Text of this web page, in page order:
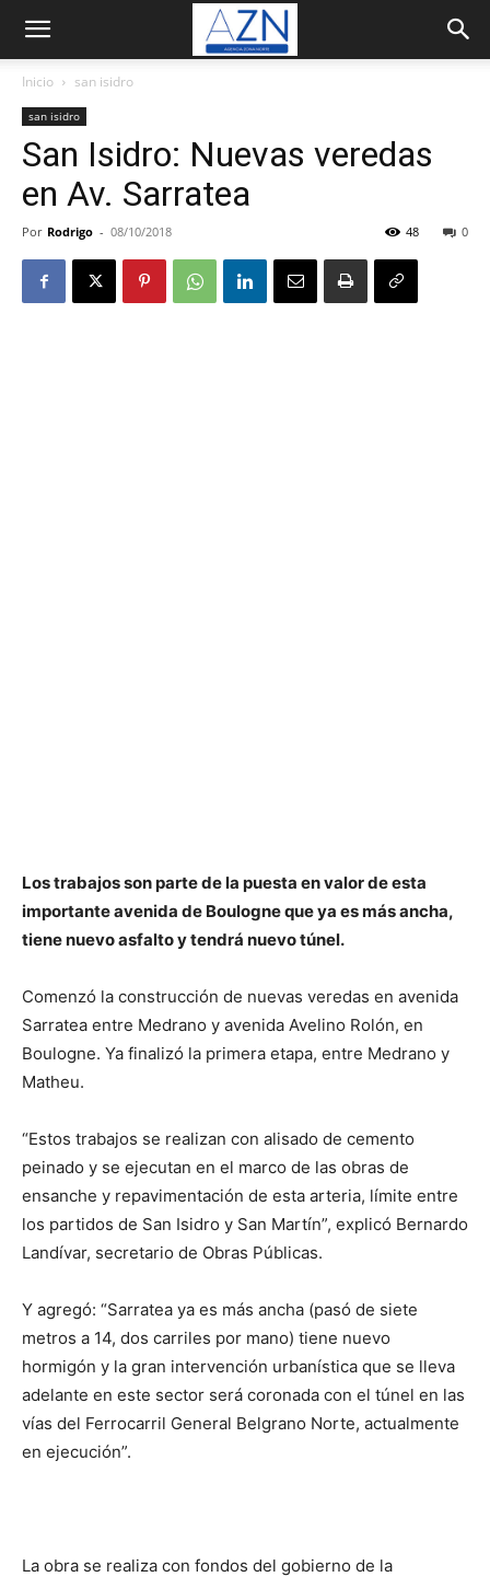
Inicio san isidro
san isidro
San Isidro: Nuevas veredas
en Av. Sarratea
Por Rodrigo - 08/10/2018 0
48
Los trabajos son parte de la puesta en valor de esta
importante avenida de Boulogne que ya es más ancha,
tiene nuevo asfalto y tendrá nuevo túnel.
Comenzó la construcción de nuevas veredas en avenida
Sarratea entre Medrano y avenida Avelino Rolón, en
Boulogne. Ya finalizó la primera etapa, entre Medrano y
Matheu.
“Estos trabajos se realizan con alisado de cemento
peinado y se ejecutan en el marco de las obras de
ensanche y repavimentación de esta arteria, límite entre
los partidos de San Isidro y San Martín”, explicó Bernardo
Landívar, secretario de Obras Públicas.
Y agregó: “Sarratea ya es más ancha (pasó de siete
metros a 14, dos carriles por mano) tiene nuevo
hormigón y la gran intervención urbanística que se lleva
adelante en este sector será coronada con el túnel en las
vías del Ferrocarril General Belgrano Norte, actualmente
en ejecución”.
La obra se realiza con fondos del gobierno de la